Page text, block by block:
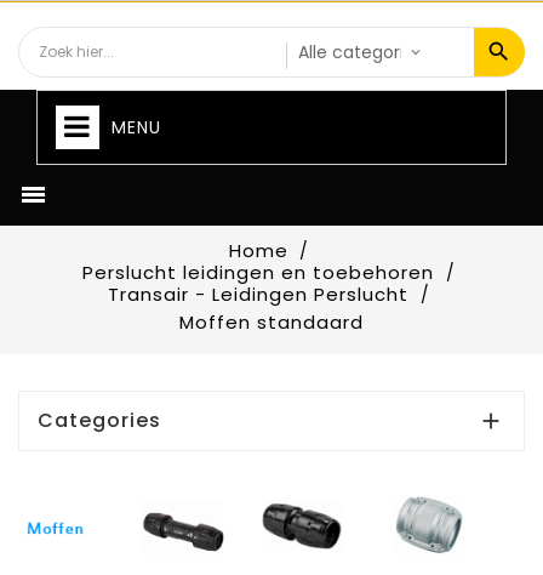
MENU

Home
Perslucht leidingen en toebehoren
Transair - Leidingen Perslucht
Moffen standaard
Categories 